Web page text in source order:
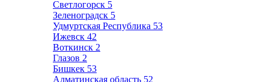
Светлогорск 5
Зеленоградск 5
Удмуртская Республика 53
Ижевск 42
Воткинск 2
Глазов 2
Бишкек 53
Алматинская область 52